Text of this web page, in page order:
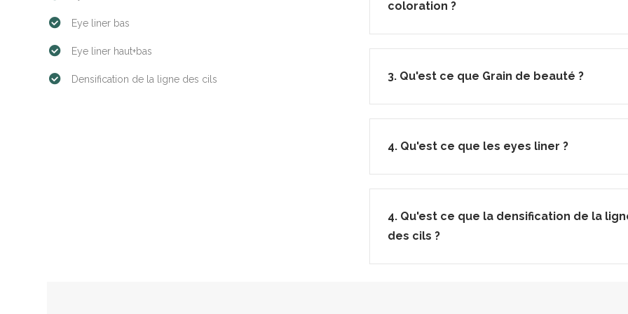
Eye liner bas
Eye liner haut+bas
Densification de la ligne des cils
coloration ?
3. Qu'est ce que Grain de beauté ?
4. Qu'est ce que les eyes liner ?
4. Qu'est ce que la densification de la
des cils ?